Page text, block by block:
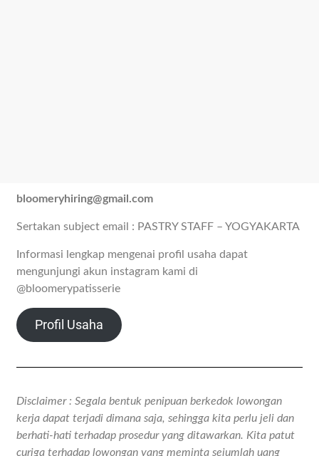
bloomeryhiring@gmail.com
Sertakan subject email : PASTRY STAFF – YOGYAKARTA
Informasi lengkap mengenai profil usaha dapat
mengunjungi akun instagram kami di
@bloomerypatisserie
Profil Usaha
Disclaimer : Segala bentuk penipuan berkedok lowongan
kerja dapat terjadi dimana saja, sehingga kita perlu jeli dan
berhati-hati terhadap prosedur yang ditawarkan. Kita patut
curiga terhadap lowongan yang meminta sejumlah uang